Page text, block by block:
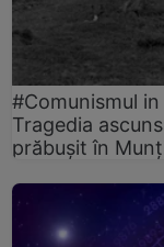
#Comunismul in
Tragedia
prăbușit în